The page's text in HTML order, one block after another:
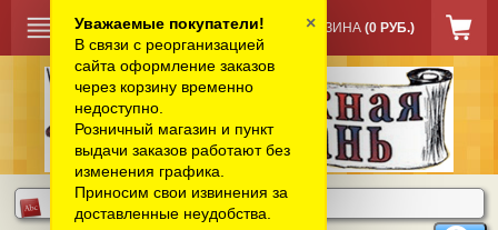
КОРЗИНА (0 РУБ.)
Уважаемые покупатели!
В связи с реорганизацией
сайта оформление заказов
через корзину временно
недоступно.
Розничный магазин и пункт
выдачи заказов работают без
изменения графика.
Приносим свои извинения за
доставленные неудобства.
×